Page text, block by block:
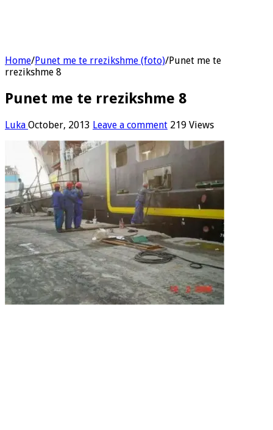
Home/Punet me te rrezikshme (foto)/Punet me te
rrezikshme 8
Punet me te rrezikshme 8
Luka October, 2013 Leave a comment 219 Views